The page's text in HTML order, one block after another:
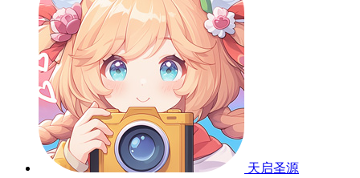
天启圣源